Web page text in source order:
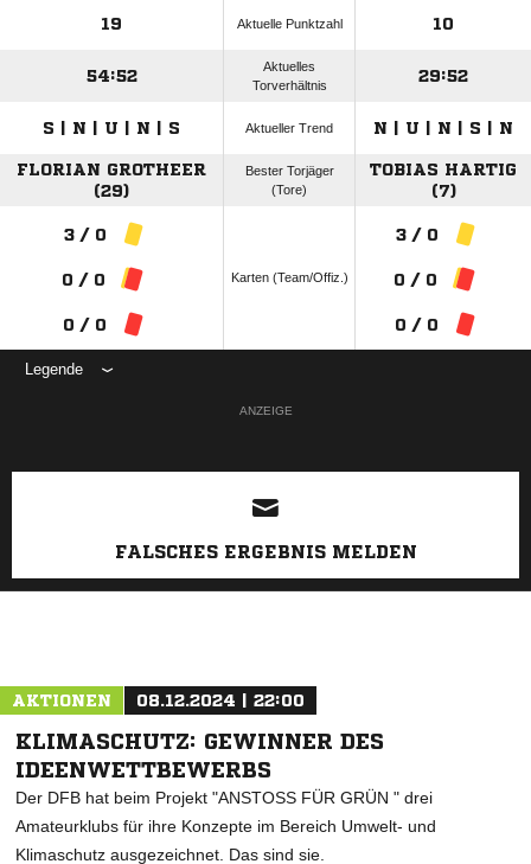
19 Aktuelle Punktzahl 10
54:52
Aktuelles
Torverhältnis
29:52
S | N | U | N | S Aktueller Trend N | U | N | S | N
FLORIAN GROTHEER
(29)
Bester Torjäger
(Tore)
TOBIAS HARTIG
(7)
3 / 0
0 / 0
0 / 0
Karten (Team/Offiz.)
3 / 0
0 / 0
0 / 0
Legende
ANZEIGE
FALSCHES ERGEBNIS MELDEN
AKTIONEN 08.12.2024 | 22:00
KLIMASCHUTZ: GEWINNER DES
IDEENWETTBEWERBS
Der DFB hat beim Projekt "ANSTOSS FÜR GRÜN " drei
Amateurklubs für ihre Konzepte im Bereich Umwelt- und
Klimaschutz ausgezeichnet. Das sind sie.